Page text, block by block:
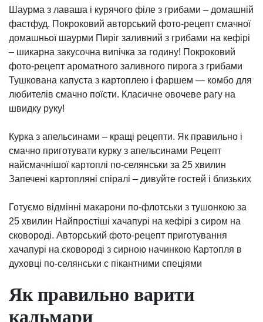
Шаурма з лаваша і курячого філе з грибами – домашній
фастфуд. Покроковий авторський фото-рецепт смачної
домашньої шаурми Пиріг заливний з грибами на кефірі
– шикарна закусочна випічка за годину! Покроковий
фото-рецепт ароматного заливного пирога з грибами
Тушкована капуста з картоплею і фаршем — комбо для
любителів смачно поїсти. Класичне овочеве рагу на
швидку руку!
Курка з апельсинами – кращі рецепти. Як правильно і
смачно приготувати курку з апельсинами Рецепт
найсмачнішої картоплі по-селянськи за 25 хвилин
Запечені картопляні спіралі – дивуйте гостей і близьких
Готуємо відмінні макарони по-флотськи з тушонкою за
25 хвилин Найпростіші хачапурі на кефірі з сиром на
сковороді. Авторський фото-рецепт приготування
хачапурі на сковороді з сирною начинкою Картопля в
духовці по-селянськи c пікантними спеціями
Як правильно варити
кальмари